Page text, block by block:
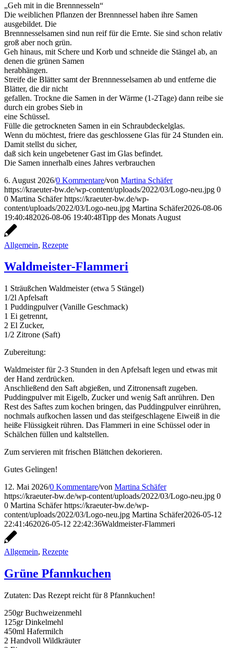
„Geh mit in die Brennnesseln“
Die weiblichen Pflanzen der Brennnessel haben ihre Samen
ausgebildet. Die
Brennnesselsamen sind nun reif für die Ernte. Sie sind schon relativ
groß aber noch grün.
Geh hinaus, mit Schere und Korb und schneide die Stängel ab, an
denen die grünen Samen
herabhängen.
Streife die Blätter samt der Brennnesselsamen ab und entferne die
Blätter, die dir nicht
gefallen. Trockne die Samen in der Wärme (1-2Tage) dann reibe sie
durch ein grobes Sieb in
eine Schüssel.
Fülle die getrockneten Samen in ein Schraubdeckelglas.
Wenn du möchtest, friere das geschlossene Glas für 24 Stunden ein.
Damit stellst du sicher,
daß sich kein ungebetener Gast im Glas befindet.
Die Samen innerhalb eines Jahres verbrauchen
6. August 2026/0 Kommentare/von Martina Schäfer
https://kraeuter-bw.de/wp-content/uploads/2022/03/Logo-neu.jpg 0
0 Martina Schäfer https://kraeuter-bw.de/wp-
content/uploads/2022/03/Logo-neu.jpg Martina Schäfer2026-08-06
19:40:482026-08-06 19:40:48Tipp des Monats August
Allgemein, Rezepte
Waldmeister-Flammeri
1 Sträußchen Waldmeister (etwa 5 Stängel)
1/2l Apfelsaft
1 Puddingpulver (Vanille Geschmack)
1 Ei getrennt,
2 El Zucker,
1/2 Zitrone (Saft)
Zubereitung:
Waldmeister für 2-3 Stunden in den Apfelsaft legen und etwas mit
der Hand zerdrücken.
Anschließend den Saft abgießen, und Zitronensaft zugeben.
Puddingpulver mit Eigelb, Zucker und wenig Saft anrühren. Den
Rest des Saftes zum kochen bringen, das Puddingpulver einrühren,
nochmals aufkochen lassen und das steifgeschlagene Eiweiß in die
heiße Flüssigkeit rühren. Das Flammeri in eine Schüssel oder in
Schälchen füllen und kaltstellen.
Zum servieren mit frischen Blättchen dekorieren.
Gutes Gelingen!
12. Mai 2026/0 Kommentare/von Martina Schäfer
https://kraeuter-bw.de/wp-content/uploads/2022/03/Logo-neu.jpg 0
0 Martina Schäfer https://kraeuter-bw.de/wp-
content/uploads/2022/03/Logo-neu.jpg Martina Schäfer2026-05-12
22:41:462026-05-12 22:42:36Waldmeister-Flammeri
Allgemein, Rezepte
Grüne Pfannkuchen
Zutaten: Das Rezept reicht für 8 Pfannkuchen!
250gr Buchweizenmehl
125gr Dinkelmehl
450ml Hafermilch
2 Handvoll Wildkräuter